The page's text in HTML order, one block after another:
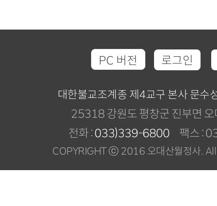
PC 버전 로그인
대한불교조계종 제4교구 본사 문수
25318 강원도 평창군 진부면
전화 :033)339-6800 팩스 :
COPYRIGHT ⓒ 2016 오대산월정사.